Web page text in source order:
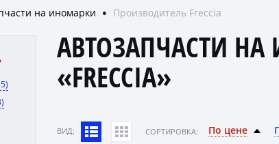
на иномарки ● Производитель Freccia
АВТОЗАПЧАСТИ
«FRECCIA»
ВИД: CОРТИРОВКА: По цене